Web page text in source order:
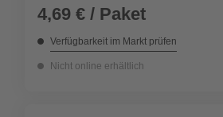
4,69 € / Paket
Verfügbarkeit im Markt prüfen
Nicht online erhältlich